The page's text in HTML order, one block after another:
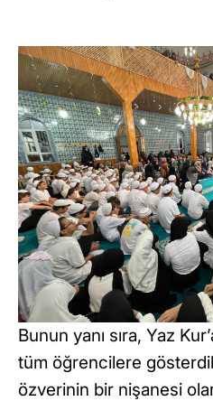
Bunun yanı sıra, Yaz
tüm öğrencilere
özverinin bir nişanesi